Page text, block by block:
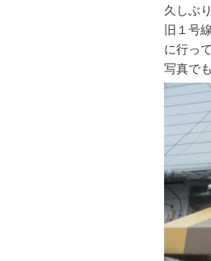
久しぶ
旧１号
に行っ
写真で